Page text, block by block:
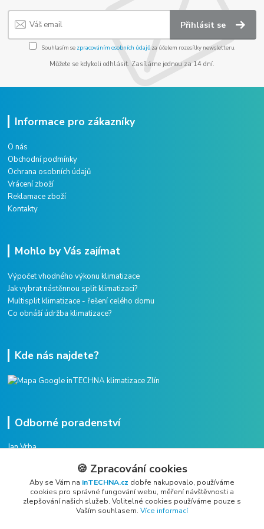
Přihlásit se
Souhlasím se zpracováním osobních údajůza účelem rozesílky newsletteru.
Můžete se kdykoli odhlásit. Zasíláme jednou za 14 dní.
Informace pro zákazníky
O nás
Obchodní podmínky
Ochrana osobních údajů
Vrácení zboží
Reklamace zboží
Kontakty
Mohlo by Vás zajímat
Výpočet vhodného výkonu klimatizace
Jak vybrat nástěnnou split klimatizaci?
Multisplit klimatizace - řešení celého domu
Co obnáší údržba klimatizace?
Kde nás najdete?
Odborné poradenství
Jan Vrba
vrba@intechna.cz
🍪 Zpracování cookies
Aby se Vám na inTECHNA.cz dobře nakupovalo, používáme
cookies pro správné fungování webu, měření návštěvnosti a
zlepšování našich služeb. Volitelné cookies používáme pouze s
Vaším souhlasem. Více informací